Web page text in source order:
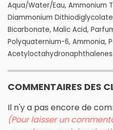
Aqua/Water/Eau, Ammonium
Diammonium
Bicarbonate, Malic Acid,
Polyquaternium-6, Ammonia,
Acetyloctahydronaphthalenes.
COMMENTAIRES DES
Il n'y a pas encore de
(Pour laisser un